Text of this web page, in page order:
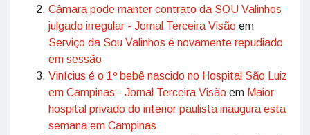
Câmara pode manter contrato da SOU Valinhos
julgado irregular - Jornal Terceira Visão em
Serviço da Sou Valinhos é novamente repudiado
em sessão
Vinícius é o 1º bebê nascido no Hospital São Luiz
em Campinas - Jornal Terceira Visão em Maior
hospital privado do interior paulista inaugura esta
semana em Campinas